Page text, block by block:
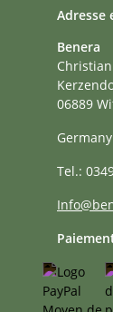
Adresse
Benera
06889
Germany
Tel.: